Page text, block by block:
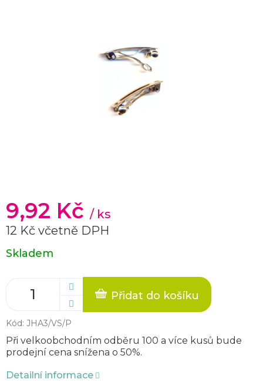
9,92 Kč / ks
12 Kč včetně DPH
Měrná
cena:
Skladem
Přidat do košíku
Kód: JHA3/VS/P
Při velkoobchodním odběru 100 a více kusů bude
prodejní cena snížena o 50%.
Detailní informace